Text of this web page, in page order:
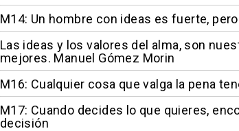
M14: Un hombre con ideas es fuerte,
Las ideas y los valores del alma, son
mejores. Manuel Gómez Morin
M16: Cualquier cosa que valga la pena
M17: Cuando decides lo que quieres,
decisión